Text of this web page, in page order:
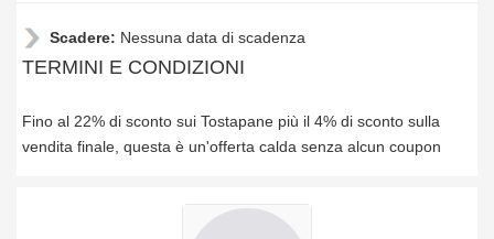
Scadere: Nessuna data di scadenza
TERMINI E CONDIZIONI
Fino al 22% di sconto sui Tostapane più il 4% di sconto sulla
vendita finale, questa è un'offerta calda senza alcun coupon